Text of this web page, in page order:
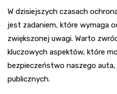
W dzisiejszych czasach
jest zadaniem, które wymaga
zwiększonej uwagi. Warto
kluczowych aspektów, które
bezpieczeństwo naszego
publicznych.